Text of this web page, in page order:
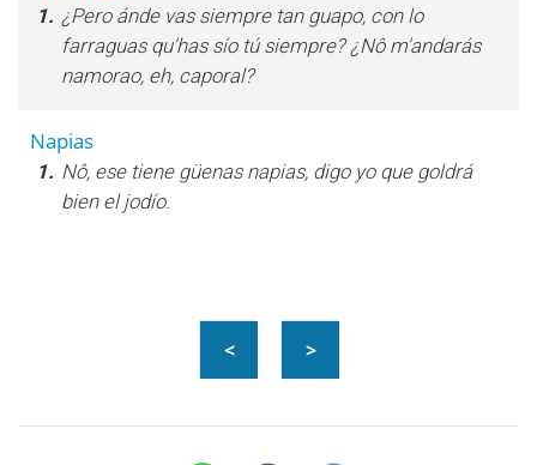
1. ¿Pero ánde vas siempre tan guapo, con lo
farraguas qu'has sío tú siempre? ¿Nô m'andarás
namorao, eh, caporal?
Napias
1. Nô, ese tiene güenas napias, digo yo que goldrá
bien el jodío.
< >